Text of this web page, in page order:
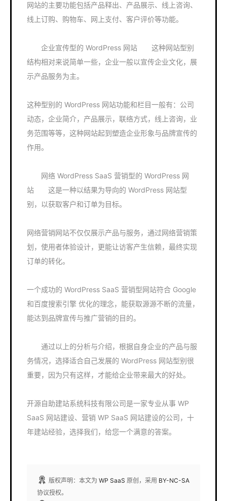
网站的主要功能包括产品释出、产品展示、线上咨询、
线上订购、购物车、网上支付、客户评价等功能。
企业宣传型的 WordPress 网站 这种网站型别
结构相对来说简单一些，企业一般以宣传企业文化，展
示产品服务为主。
这种型别的 WordPress 网站功能和栏目一般有：公司
动态，企业简介，产品展示，联络方式，线上咨询，业
务范围等等，这种网站起到塑造企业形象与品牌宣传的
作用。
网络 WordPress SaaS 营销型的 WordPress 网
站 这是一种以结果为导向的 WordPress 网站型
别，以获取客户和订单为目标。
网络营销网站不仅仅展示产品与服务，通过网络营销策
划，使用者体验设计，更能让访客产生信赖，最终实现
订单的转化。
一个成功的 WordPress SaaS 营销型网站符合 Google
和百度搜索引擎 优化的理念，能获取源源不断的流量，
能达到品牌宣传与推广营销的目的。
通过以上的分析与介绍，根据自身企业的产品与服
务情况，选择适合自己发展的 WordPress 网站型别很
重要，因为只有这样，才能给企业带来最大的好处。
开源自助建站系统科技有限公司是一家专业从事 WP
SaaS 网站建设、营销 WP SaaS 网站建设的公司，十
年建站经验，选择我们，给您一个满意的答案。
版权声明：本文为 WP SaaS 原创，采用 BY-NC-SA
协议授权。